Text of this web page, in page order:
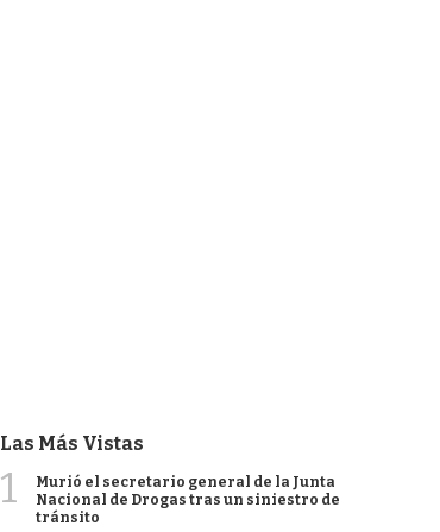
Las Más Vistas
1
Murió el secretario general de la Junta
Nacional de Drogas tras un siniestro de
tránsito